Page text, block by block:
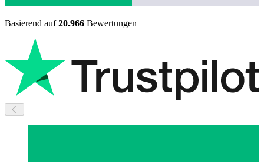
Basierend auf20.966 Bewertungen